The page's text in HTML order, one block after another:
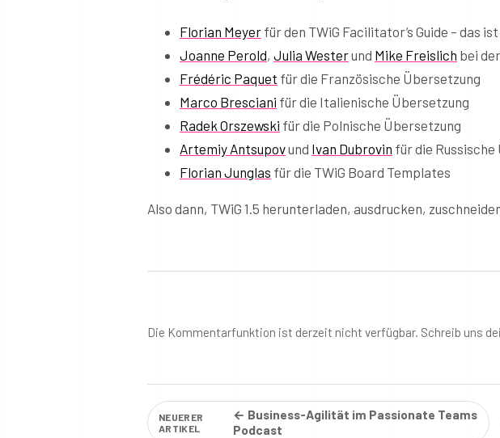
Florian Meyer für den TWiG Facilitator’s Guide – das
Joanne Perold, Julia Westerund Mike Freislich bei
Frédéric Paquet für die Französische Übersetzung
Marco Bresciani für die Italienische Übersetzung
Radek Orszewski für die Polnische Übersetzung
Artemiy Antsupovund Ivan Dubrovin für die
Florian Junglas für die TWiG Board Templates
Also dann, TWiG 1.5 herunterladen, ausdrucken,
Die Kommentarfunktion ist derzeit nicht verfügbar. Schreib uns
NEUERER
ARTIKEL
← Business-Agilität im Passionate Teams
Podcast